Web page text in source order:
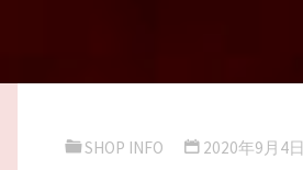
SHOP INFO 2020年9月4日